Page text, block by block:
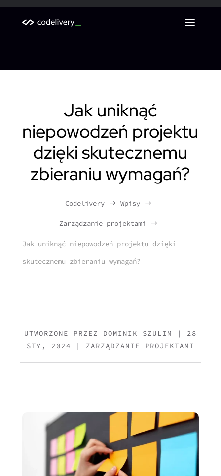
Jak uniknąć
niepowodzeń projektu
dzięki skutecznemu
zbieraniu wymagań?
Codelivery $ Wpisy $
Zarządzanie projektami $
Jak uniknąć niepowodzeń projektu dzięki
skutecznemu zbieraniu wymagań?
UTWORZONE PRZEZ DOMINIK SZULIM | 28
STY, 2024
| ZARZĄDZANIE PROJEKTAMI